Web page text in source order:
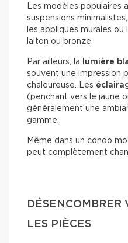
Les modèles populaires
suspensions
les appliques murales
laiton ou bronze.
Par ailleurs, la lumière
souvent une impression
chaleureuse. Les
(penchant vers le jaune
généralement une
gamme.
Même dans un condo
peut complètement
DÉSENCOMBRER
LES PIÈCES